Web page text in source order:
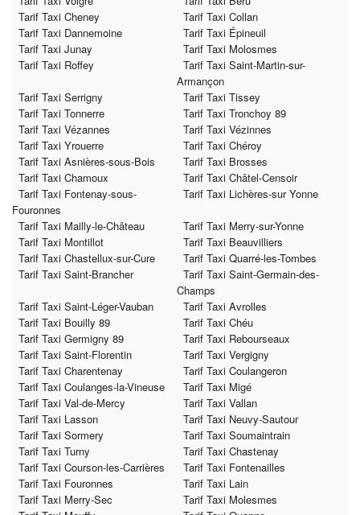
Tarif Taxi Cheney
Tarif Taxi Collan
Tarif Taxi Dannemoine
Tarif Taxi Épineuil
Tarif Taxi Junay
Tarif Taxi Molosmes
Tarif Taxi Roffey
Tarif Taxi Saint-Martin-sur-
Armançon
Tarif Taxi Serrigny
Tarif Taxi Tissey
Tarif Taxi Tonnerre
Tarif Taxi Tronchoy 89
Tarif Taxi Vézannes
Tarif Taxi Vézinnes
Tarif Taxi Yrouerre
Tarif Taxi Chéroy
Tarif Taxi Asnières-sous-Bois
Tarif Taxi Brosses
Tarif Taxi Chamoux
Tarif Taxi Châtel-Censoir
Tarif Taxi Fontenay-sous-
Fouronnes
Tarif Taxi Lichères-sur Yonne
Tarif Taxi Mailly-le-Château
Tarif Taxi Merry-sur-Yonne
Tarif Taxi Montillot
Tarif Taxi Beauvilliers
Tarif Taxi Chastellux-sur-Cure
Tarif Taxi Quarré-les-Tombes
Tarif Taxi Saint-Brancher
Tarif Taxi Saint-Germain-des-
Champs
Tarif Taxi Saint-Léger-Vauban
Tarif Taxi Avrolles
Tarif Taxi Bouilly 89
Tarif Taxi Chéu
Tarif Taxi Germigny 89
Tarif Taxi Rebourseaux
Tarif Taxi Saint-Florentin
Tarif Taxi Vergigny
Tarif Taxi Charentenay
Tarif Taxi Coulangeron
Tarif Taxi Coulanges-la-Vineuse
Tarif Taxi Migé
Tarif Taxi Val-de-Mercy
Tarif Taxi Vallan
Tarif Taxi Lasson
Tarif Taxi Neuvy-Sautour
Tarif Taxi Sormery
Tarif Taxi Soumaintrain
Tarif Taxi Turny
Tarif Taxi Chastenay
Tarif Taxi Courson-les-Carrières
Tarif Taxi Fontenailles
Tarif Taxi Fouronnes
Tarif Taxi Lain
Tarif Taxi Merry-Sec
Tarif Taxi Molesmes